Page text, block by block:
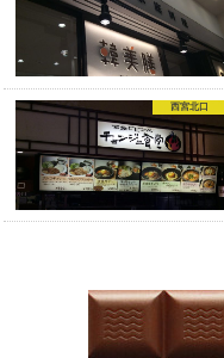
西宮北口